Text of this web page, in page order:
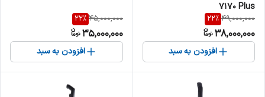
7170 Plus
49,000,000
22%
38,000,000
افزودن به سبد
45,000,000
22%
35,000,000
افزودن به سبد